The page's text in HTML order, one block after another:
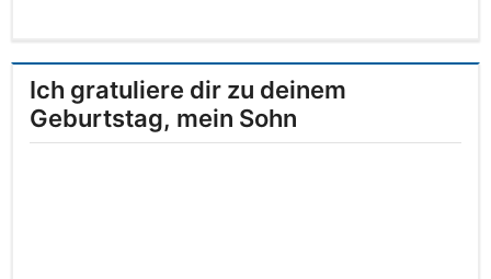
Ich gratuliere dir zu deinem
Geburtstag, mein Sohn